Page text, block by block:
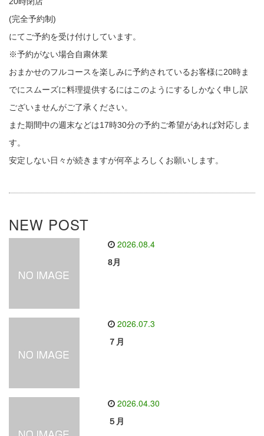
(完全予約制)
にてご予約を受け付けしています。
※予約がない場合自粛休業
おまかせのフルコースを楽しみに予約されているお客様に20時ま
でにスムーズに料理提供するにはこのようにするしかなく申し訳
ございませんがご了承ください。
また期間中の週末などは17時30分の予約ご希望があれば対応しま
す。
安定しない日々が続きますが何卒よろしくお願いします。
NEW POST
2026.08.4
8月
2026.07.3
７月
2026.04.30
５月